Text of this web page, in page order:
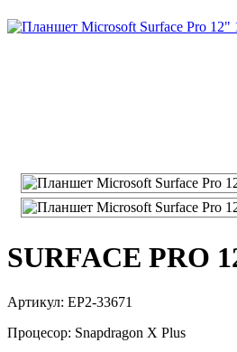
SURFACE PRO
Артикул: EP2-33671
Процесор: Snapdragon X Plus